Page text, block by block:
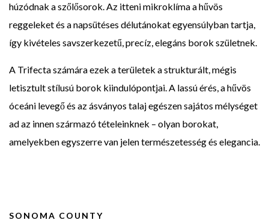
húzódnak a szőlősorok. Az itteni mikroklíma a hűvös
reggeleket és a napsütéses délutánokat egyensúlyban tartja,
így kivételes savszerkezetű, precíz, elegáns borok születnek.
A Trifecta számára ezek a területek a strukturált, mégis
letisztult stílusú borok kiindulópontjai. A lassú érés, a hűvös
óceáni levegő és az ásványos talaj egészen sajátos mélységet
ad az innen származó tételeinknek – olyan borokat,
amelyekben egyszerre van jelen természetesség és elegancia.
SONOMA COUNTY